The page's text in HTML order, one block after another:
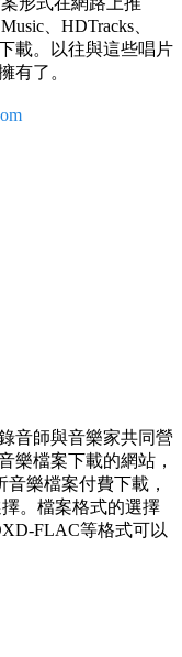
、HDTracks、
載。以往與這些唱片
有了。
音師與音樂家共同營
樂檔案下載的網站，
樂檔案付費下載，
。檔案格式的選擇
FLAC等格式可以